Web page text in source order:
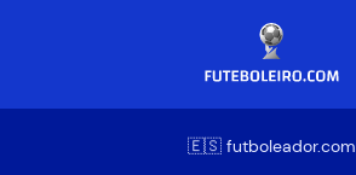
🇪🇸 futboleador.com